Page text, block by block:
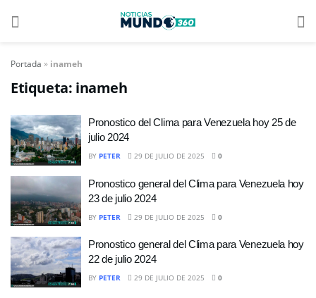
Portada » inameh
Etiqueta: inameh
Pronostico del Clima para Venezuela hoy 25 de
julio 2024
BY PETER 29 DE JULIO DE 2025 0
Pronostico general del Clima para Venezuela hoy
23 de julio 2024
BY PETER 29 DE JULIO DE 2025 0
Pronostico general del Clima para Venezuela hoy
22 de julio 2024
BY PETER 29 DE JULIO DE 2025 0